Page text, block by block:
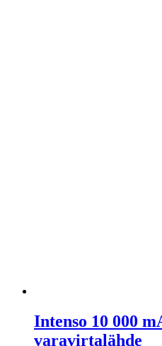
Intenso 10 000
varavirtalähde